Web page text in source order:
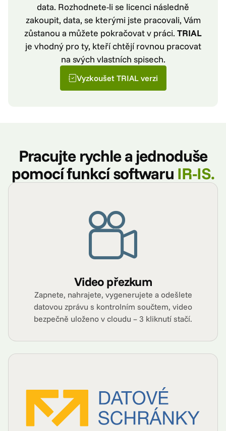
data. Rozhodnete-li se licenci následně
zakoupit, data, se kterými jste pracovali, Vám
zůstanou a můžete pokračovat v práci. TRIAL
je vhodný pro ty, kteří chtějí rovnou pracovat
na svých vlastních spisech.
Vyzkoušet TRIAL verzi
Pracujte rychle a jednoduše
pomocí funkcí softwaru IR-IS.
Video přezkum
Zapnete, nahrajete, vygenerujete a odešlete
datovou zprávu s kontrolním součtem, video
bezpečně uloženo v cloudu – 3 kliknutí stačí.